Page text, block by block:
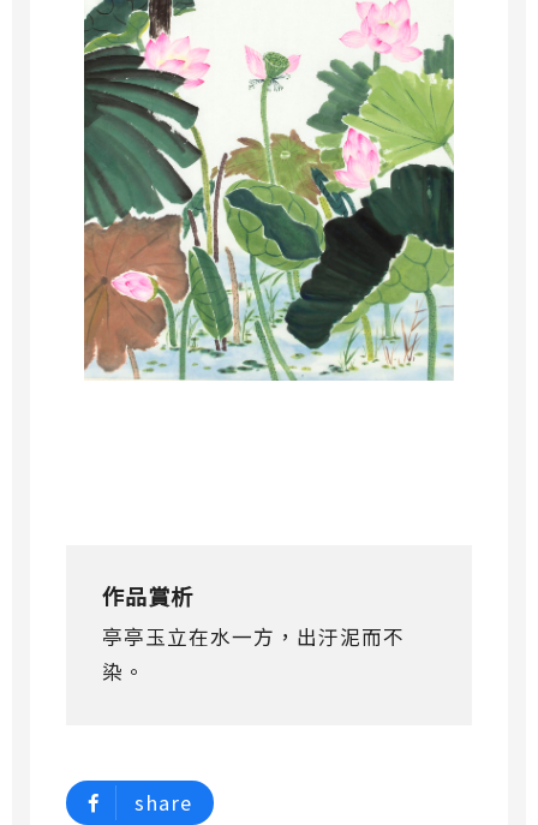
作品賞析
亭亭玉立在水一方，出汙泥而不
染。
share